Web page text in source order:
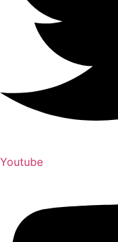
Youtube